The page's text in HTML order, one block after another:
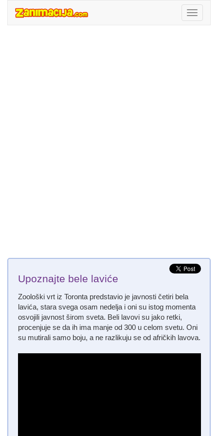
Upoznajte bele laviće
Zoološki vrt iz Toronta predstavio je javnosti četiri bela
lavića, stara svega osam nedelja i oni su istog momenta
osvojili javnost širom sveta. Beli lavovi su jako retki,
procenjuje se da ih ima manje od 300 u celom svetu. Oni
su mutirali samo boju, a ne razlikuju se od afričkih lavova.